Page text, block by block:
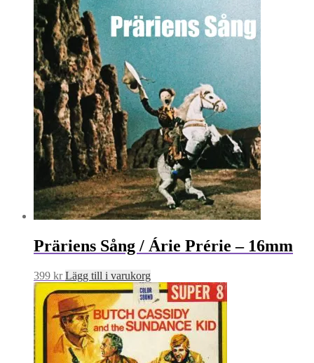
Präriens Sång / Árie Prérie – 16mm
399 kr Lägg till i varukorg